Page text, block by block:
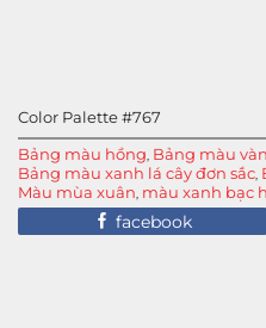
Color Palette #767
Bảng màu hồng, Bảng màu
Bảng màu xanh lá cây đơn sắc,
Màu mùa xuân, màu xanh bạc
facebook